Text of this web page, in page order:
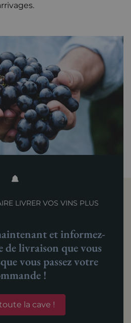
LIVRER VOS VINS PLUS
et informez-
de livraison que vous
vous passez votre
!
la cave !